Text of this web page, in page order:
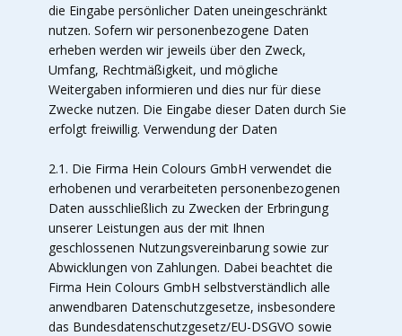
die Eingabe persönlicher Daten uneingeschränkt
nutzen. Sofern wir personenbezogene Daten
erheben werden wir jeweils über den Zweck,
Umfang, Rechtmäßigkeit, und mögliche
Weitergaben informieren und dies nur für diese
Zwecke nutzen. Die Eingabe dieser Daten durch Sie
erfolgt freiwillig. Verwendung der Daten
2.1. Die Firma Hein Colours GmbH verwendet die
erhobenen und verarbeiteten personenbezogenen
Daten ausschließlich zu Zwecken der Erbringung
unserer Leistungen aus der mit Ihnen
geschlossenen Nutzungsvereinbarung sowie zur
Abwicklungen von Zahlungen. Dabei beachtet die
Firma Hein Colours GmbH selbstverständlich alle
anwendbaren Datenschutzgesetze, insbesondere
das Bundesdatenschutzgesetz/EU-DSGVO sowie